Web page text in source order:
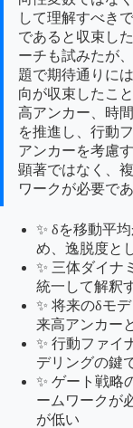
して理解すべき
であると収束し
ーチも試みたが
題で期待通りに
向が収束したこ
高アンカー、時
を推進し、行動
アンカーを考慮
顕著ではなく、
ワークが必要で
✨ δを移動平
め、逸脱度と
✨ 三体ダイナ
統一して解釈
✨ 将来のδモ
来高アンカー
✨ 行動ファイ
デリングの鍵
✨ ゲート戦略
ームワークが
が低い